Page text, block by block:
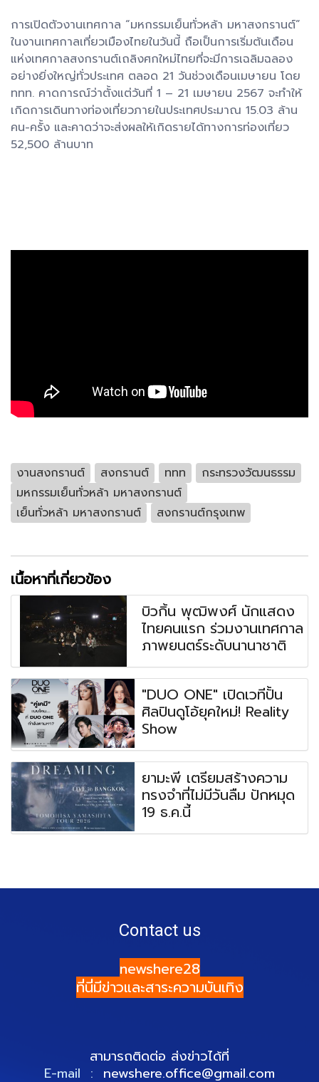
การเปิดตัวงานเทศกาล “มหกรรมเย็นทั่วหล้า มหาสงกรานต์”
ในงานเทศกาลเที่ยวเมืองไทยในวันนี้ ถือเป็นการเริ่มต้นเดือน
แห่งเทศกาลสงกรานต์เถลิงศกใหม่ไทยที่จะมีการเฉลิมฉลอง
อย่างยิ่งใหญ่ทั่วประเทศ ตลอด 21 วันช่วงเดือนเมษายน โดย
ททท. คาดการณ์ว่าตั้งแต่วันที่ 1 – 21 เมษายน 2567 จะทำให้
เกิดการเดินทางท่องเที่ยวภายในประเทศประมาณ 15.03 ล้าน
คน-ครั้ง และคาดว่าจะส่งผลให้เกิดรายได้ทางการท่องเที่ยว
52,500 ล้านบาท
งานสงกรานต์ สงกรานต์ ททท
กระทรวงวัฒนธรรม
มหกรรมเย็นทั่วหล้า มหาสงกรานต์
เย็นทั่วหล้า มหาสงกรานต์
สงกรานต์กรุงเทพ
เนื้อหาที่เกี่ยวข้อง
บิวกิ้น พุฒิพงศ์ นักแสดง
ไทยคนแรก ร่วมงานเทศกาล
ภาพยนตร์ระดับนานาชาติ
"DUO ONE" เปิดเวทีปั้น
ศิลปินดูโอ้ยุคใหม่! Reality
Show
ยามะพี เตรียมสร้างความ
ทรงจำที่ไม่มีวันลืม ปักหมุด
19 ธ.ค.นี้
Contact us
newshere28
ที่นี่มีข่าวและสาระความบันเทิง
สามารถติดต่อ ส่งข่าวได้ที่
E-mail : newshere.office@gmail.com